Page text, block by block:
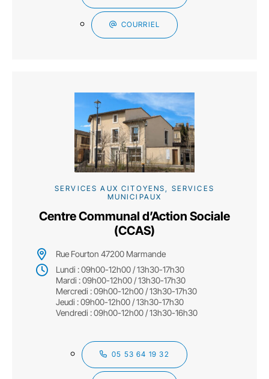
COURRIEL
SERVICES AUX CITOYENS, SERVICES
MUNICIPAUX
Centre Communal d’Action Sociale
(CCAS)
Rue Fourton 47200 Marmande
Lundi : 09h00-12h00 / 13h30-17h30
Mardi : 09h00-12h00 / 13h30-17h30
Mercredi : 09h00-12h00 / 13h30-17h30
Jeudi : 09h00-12h00 / 13h30-17h30
Vendredi : 09h00-12h00 / 13h30-16h30
05 53 64 19 32